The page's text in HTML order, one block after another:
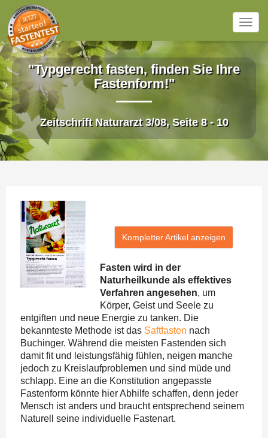
Direkt zum Inhalt
"Typgerecht fasten, finden Sie Ihre
Fastenform!"
Zeitschrift Naturarzt 3/08, Seite 8 - 10
Kompletter Artikel anzeigen
Fasten wird in der
Naturheilkunde als effektives
Verfahren angesehen, um
Körper, Geist und Seele zu
entgiften und neue Energie zu tanken. Die
bekannteste Methode ist das Saftfasten nach
Buchinger. Während die meisten Fastenden sich
damit fit und leistungsfähig fühlen, neigen manche
jedoch zu Kreislaufproblemen und sind müde und
schlapp. Eine an die Konstitution angepasste
Fastenform könnte hier Abhilfe schaffen, denn jeder
Mensch ist anders und braucht entsprechend seinem
Naturell seine individuelle Fastenart.